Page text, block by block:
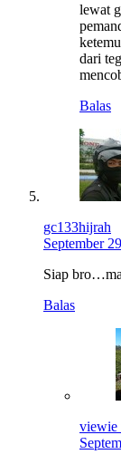
lewat
dari
Balas
gc133hijrah
September
Siap
Balas
viewie